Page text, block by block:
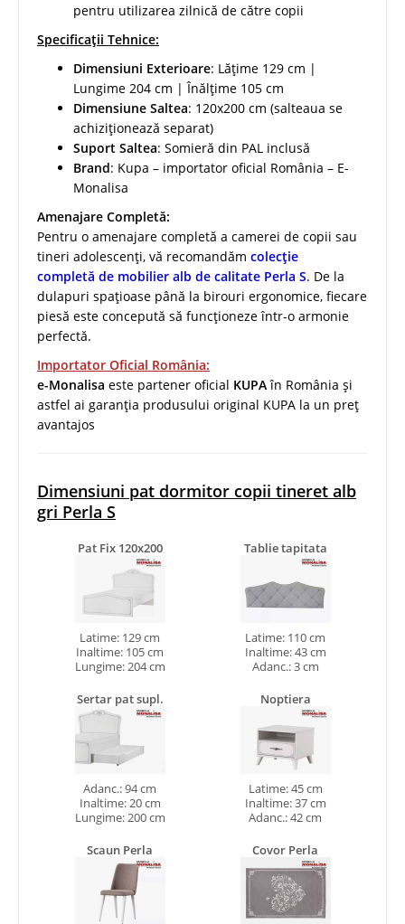
pentru utilizarea zilnică de către copii
Specificații Tehnice:
Dimensiuni Exterioare: Lățime 129 cm |
Lungime 204 cm | Înălțime 105 cm
Dimensiune Saltea: 120x200 cm (salteaua se
achiziționează separat)
Suport Saltea: Somieră din PAL inclusă
Brand: Kupa – importator oficial România – E-
Monalisa
Amenajare Completă:
Pentru o amenajare completă a camerei de copii sau
tineri adolescenți, vă recomandăm colecție
completă de mobilier alb de calitate Perla S. De la
dulapuri spațioase până la birouri ergonomice, fiecare
piesă este concepută să funcționeze într-o armonie
perfectă.
Importator Oficial România:
e-Monalisa este partener oficial KUPAîn România și
astfel ai garanția produsului original KUPA la un preț
avantajos
Dimensiuni pat dormitor copii tineret alb
gri Perla S
Pat Fix 120x200
Latime: 129 cm
Inaltime: 105 cm
Lungime: 204 cm
Tablie tapitata
Latime: 110 cm
Inaltime: 43 cm
Adanc.: 3 cm
Sertar pat supl.
Adanc.: 94 cm
Inaltime: 20 cm
Lungime: 200 cm
Noptiera
Latime: 45 cm
Inaltime: 37 cm
Adanc.: 42 cm
Scaun Perla
Covor Perla